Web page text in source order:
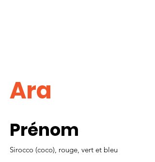
Ara
Prénom
Sirocco (coco), rouge, vert et bleu